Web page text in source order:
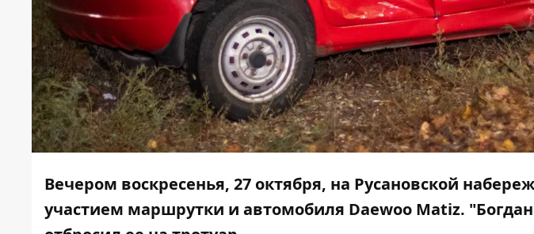
Вечером воскресенья, 27 октября, на Русановской
участием маршрутки и автомобиля Daewoo Matiz.